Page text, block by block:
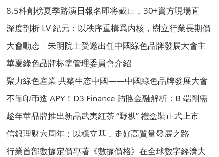
牌高質量發展
8.5科創榜夏季路演日報名即将截止，30+資方現場直
投！
深度剖析 LV 紀元：以秩序重構爲内核，樹立行業長期價
值發展新标杆
大會動态｜朱明院士受邀出任中國綠色品牌發展大會主
席團主席
華夏綠色品牌标準管理委員會介紹
聚力綠色産業 共築生态中國——中國綠色品牌發展大會
組委會介紹
不靠印币造 APY！D3 Finance 賄賂金融解析：B 端剛需
支撐永續收益
趁年華品牌推出新品武夷紅茶 “野枞” 禮盒裝正式上市
信銀理财六周年：以穩立基，走好高質量發展之路
行業首部數據定價專著《數據價格》在全球數字經濟大